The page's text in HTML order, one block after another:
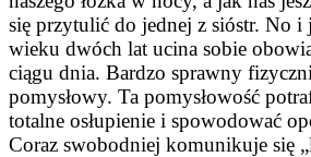
się przytulić do jednej z sióstr. No i
wieku dwóch lat ucina sobie
ciągu dnia. Bardzo sprawny
pomysłowy. Ta pomysłowość
totalne osłupienie i spowodować
Coraz swobodniej komunikuje się